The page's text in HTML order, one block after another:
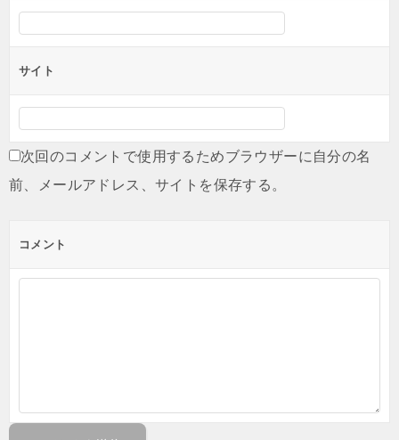
サイト
次回のコメントで使用するためブラウザーに自分の名
前、メールアドレス、サイトを保存する。
コメント